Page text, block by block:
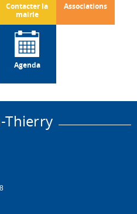
Contacter la
mairie
Associations
Agenda
Thierry